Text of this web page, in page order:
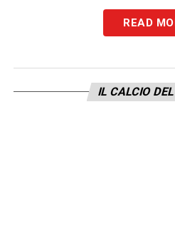
un’anteprima dei
essere consultata già
READ
IL CALCIO